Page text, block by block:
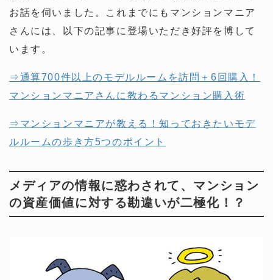
お話を伺いました。これまでにもマンションマニア
さんには、以下の記事に登場いただき好評を博して
います。
⇒通算700件以上のモデルルームを訪問＋6回購入！
マンションマニアさんに教わるマンション購入術
⇒マンションマニアが教える！知っておきたいモデ
ルルームの歩き方5つのポイント
メディアの情報に惑わされて、マンション
の資産価値に対する勘違いが二極化！？